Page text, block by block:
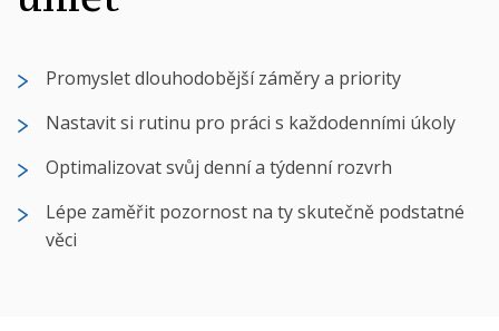
Promyslet dlouhodobější záměry a priority
Nastavit si rutinu pro práci s každodenními úkoly
Optimalizovat svůj denní a týdenní rozvrh
Lépe zaměřit pozornost na ty skutečně podstatné
věci